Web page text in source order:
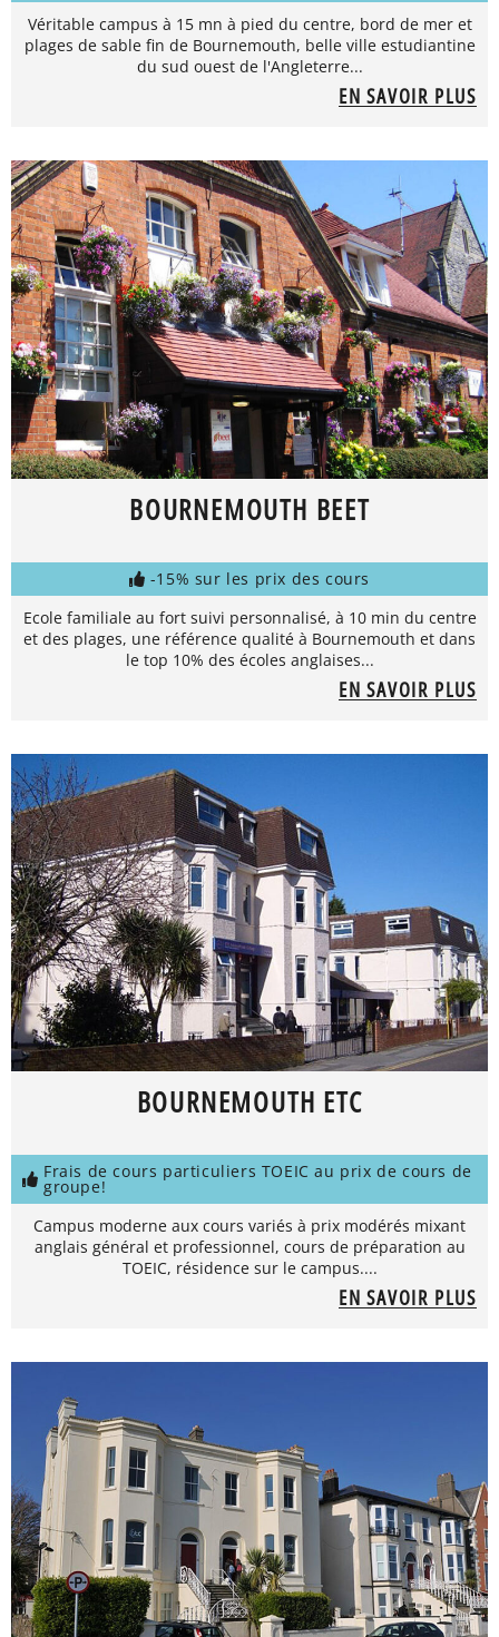
Véritable campus à 15 mn à pied du centre, bord de mer et
plages de sable fin de Bournemouth, belle ville estudiantine
du sud ouest de l'Angleterre...
EN SAVOIR PLUS
BOURNEMOUTH BEET
-15% sur les prix des cours
Ecole familiale au fort suivi personnalisé, à 10 min du centre
et des plages, une référence qualité à Bournemouth et dans
le top 10% des écoles anglaises...
EN SAVOIR PLUS
BOURNEMOUTH ETC
Frais de cours particuliers TOEIC au prix de cours de
groupe!
Campus moderne aux cours variés à prix modérés mixant
anglais général et professionnel, cours de préparation au
TOEIC, résidence sur le campus....
EN SAVOIR PLUS